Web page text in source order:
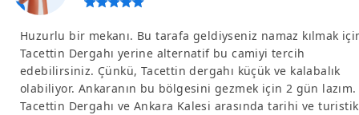
Huzurlu bir mekanı. Bu tarafa geldiyseniz namaz kılmak
Tacettin Dergahı yerine alternatif bu camiyi tercih
edebilirsiniz. Çünkü, Tacettin dergahı küçük ve kalabalık
olabiliyor. Ankaranın bu bölgesini gezmek için 2 gün lazım.
Tacettin Dergahı ve Ankara Kalesi arasında tarihi ve turistik